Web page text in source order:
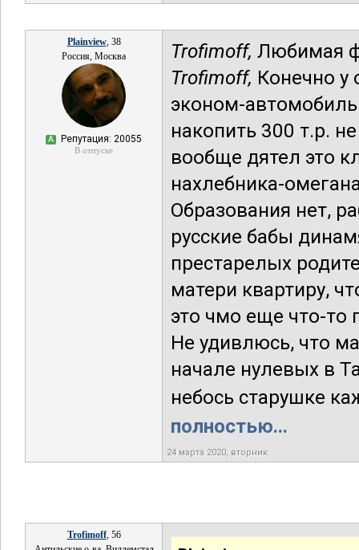
Plainview, 38
Россия, Москва
А Репутация: 20055
В отпуске
Trofimoff, Любимая
Trofimoff, Конечно у
эконом-
накопить 300 т.р.
вообще дятел это
нахлебника-
Образования нет,
русские бабы
престарелых
матери квартиру,
это чмо еще что-то
Не удивлюсь, что
начале нулевых в
небось старушке
полностью...
24 марта 2020, вторник
Trofimoff, 56